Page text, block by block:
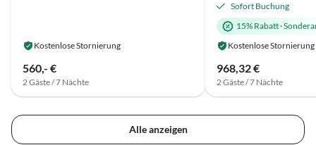
Kostenlose Stornierung
560,- €
2 Gäste / 7 Nächte
Sofort Buchung
15% Rabatt·
Kostenlose Stornierung
968,32 €
2 Gäste / 7 Nächte
Alle anzeigen